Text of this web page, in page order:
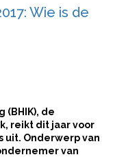
Wie is de
(BHIK), de
reikt dit jaar voor
uit. Onderwerp van
van